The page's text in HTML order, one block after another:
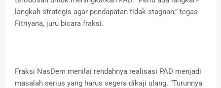
langkah strategis agar pendapatan tidak stagnan,” tegas
Fitriyana, juru bicara fraksi.
Fraksi NasDem menilai rendahnya realisasi PAD menjadi
masalah serius yang harus segera dikaji ulang. “Turunnya